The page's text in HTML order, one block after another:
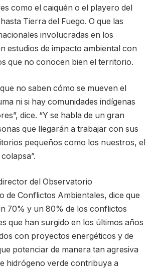
como el caiquén o el playero del
Tierra del Fuego. O que las
involucradas en los
estudios de impacto ambiental con
que no conocen bien el territorio.
no saben cómo se mueven el
ni si hay comunidades indígenas
dice. “Y se habla de un gran
que llegarán a trabajar con sus
pequeños como los nuestros, el
del Observatorio
de Conflictos Ambientales, dice que
70% y un 80% de los conflictos
que han surgido en los últimos años
con proyectos energéticos y de
potenciar de manera tan agresiva
hidrógeno verde contribuya a